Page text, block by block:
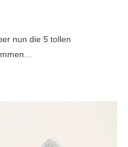
nun die 5 tollen